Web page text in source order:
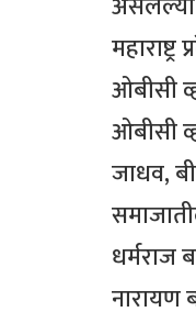
ओबीसी
ओबीसी
जाधव,
धर्मराज
नारायण